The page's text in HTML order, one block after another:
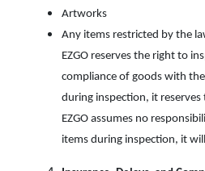
Artworks
Any items restricted by the
EZGO reserves the right to
compliance of goods with
during inspection, it
EZGO assumes no
items during inspection, it